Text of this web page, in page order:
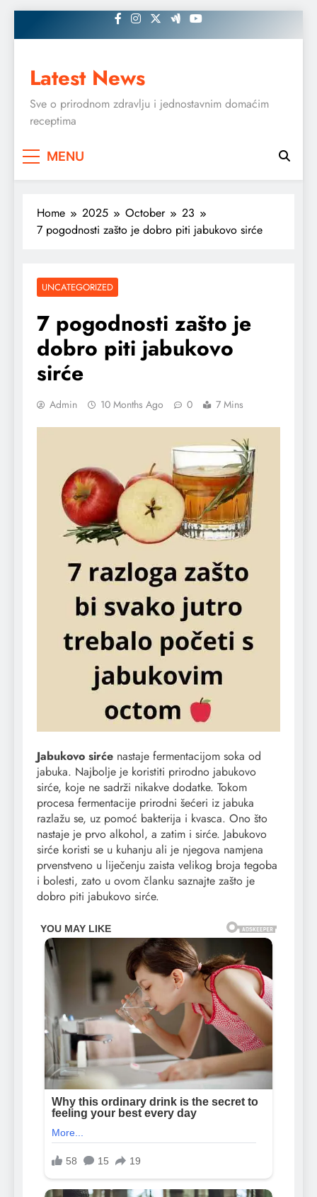
to
Latest News
Sve o prirodnom zdravlju i jednostavnim domaćim
receptima
MENU
Home 2025 October
23
7 pogodnosti zašto je dobro piti jabukovo sirće
UNCATEGORIZED
7 pogodnosti zašto je
dobro piti jabukovo
sirće
Admin 10 Months Ago 0 7 Mins
Jabukovo sirće nastaje fermentacijom soka od
jabuka. Najbolje je koristiti prirodno jabukovo
sirće, koje ne sadrži nikakve dodatke. Tokom
procesa fermentacije prirodni šećeri iz jabuka
razlažu se, uz pomoć bakterija i kvasca. Ono što
nastaje je prvo alkohol, a zatim i sirće. Jabukovo
sirće koristi se u kuhanju ali je njegova namjena
prvenstveno u liječenju zaista velikog broja tegoba
i bolesti, zato u ovom članku saznajte zašto je
dobro piti jabukovo sirće.